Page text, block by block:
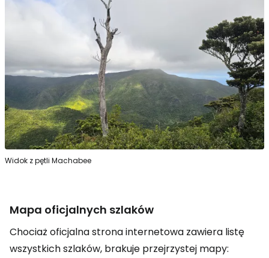
Widok z pętli Machabee
Mapa oficjalnych szlaków
Chociaż oficjalna strona internetowa zawiera listę
wszystkich szlaków, brakuje przejrzystej mapy: